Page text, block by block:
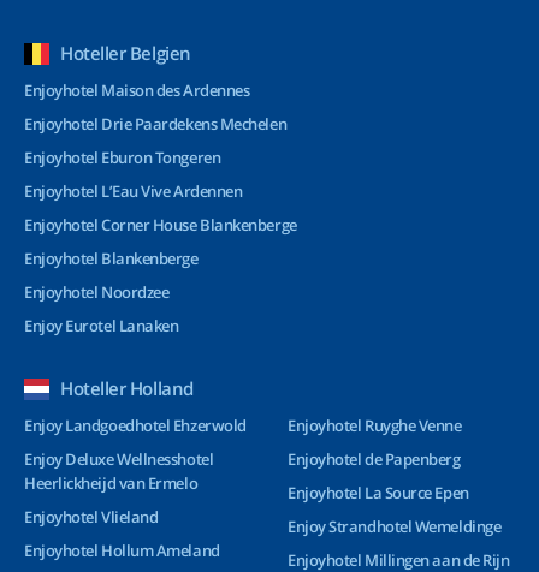
Hoteller Belgien
Enjoyhotel Maison des Ardennes
Enjoyhotel Drie Paardekens Mechelen
Enjoyhotel Eburon Tongeren
Enjoyhotel L’Eau Vive Ardennen
Enjoyhotel Corner House Blankenberge
Enjoyhotel Blankenberge
Enjoyhotel Noordzee
Enjoy Eurotel Lanaken
Hoteller Holland
Enjoy Landgoedhotel Ehzerwold
Enjoy Deluxe Wellnesshotel
Heerlickheijd van Ermelo
Enjoyhotel Vlieland
Enjoyhotel Hollum Ameland
Enjoyhotel Ruyghe Venne
Enjoyhotel de Papenberg
Enjoyhotel La Source Epen
Enjoy Strandhotel Wemeldinge
Enjoyhotel Millingen aan de Rijn